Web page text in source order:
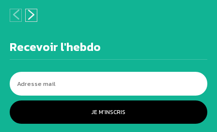
Recevoir l'hebdo
JE M'INSCRIS